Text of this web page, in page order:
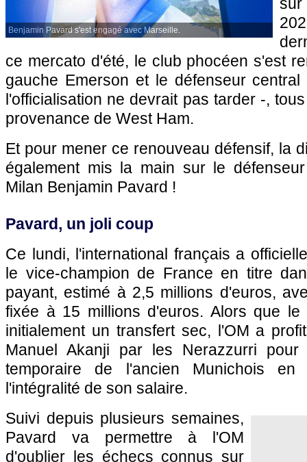
Benjamin Pavard s'est engagé avec Marseille.
ce mercato d'été, le club phocéen s'est
gauche Emerson et le défenseur
l'officialisation ne devrait pas tarder -,
provenance de West Ham.
Et pour mener ce renouveau défensif, la
également mis la main sur le
Milan Benjamin Pavard !
Pavard, un joli coup
Ce lundi, l'international français a
le vice-champion de France en titre
payant, estimé à 2,5 millions d'euros,
fixée à 15 millions d'euros. Alors que le
initialement un transfert sec, l'OM a
Manuel Akanji par les Nerazzurri
temporaire de l'ancien Munichois
l'intégralité de son salaire.
Suivi depuis plusieurs semaines,
Pavard va permettre à l'OM
d'oublier les échecs connus sur